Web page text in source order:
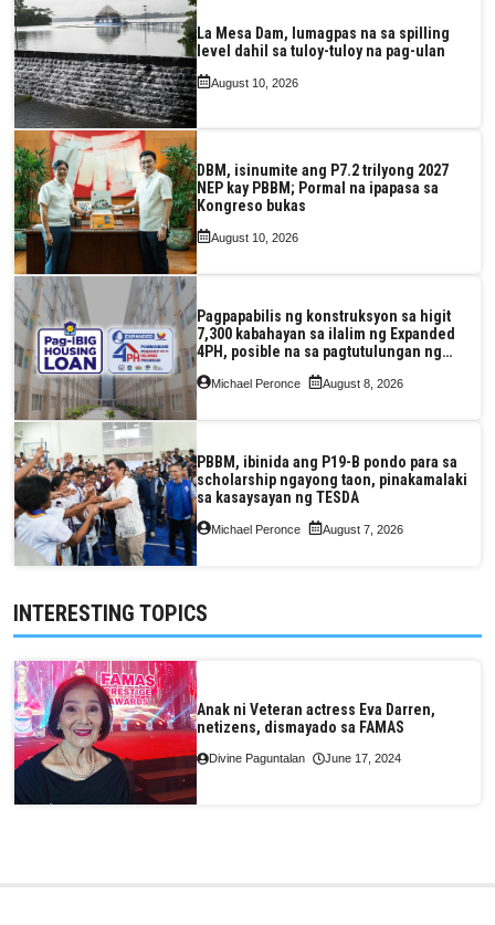
La Mesa Dam, lumagpas na sa spilling
level dahil sa tuloy-tuloy na pag-ulan
August 10, 2026
DBM, isinumite ang P7.2 trilyong 2027
NEP kay PBBM; Pormal na ipapasa sa
Kongreso bukas
August 10, 2026
Pagpapabilis ng konstruksyon sa higit
7,300 kabahayan sa ilalim ng Expanded
4PH, posible na sa pagtutulungan ng
Pag-IBIG at P.A. Alvarez
Michael Peronce August 8, 2026
PBBM, ibinida ang P19-B pondo para sa
scholarship ngayong taon, pinakamalaki
sa kasaysayan ng TESDA
Michael Peronce August 7, 2026
INTERESTING TOPICS
Anak ni Veteran actress Eva Darren,
netizens, dismayado sa FAMAS
Divine Paguntalan June 17, 2024